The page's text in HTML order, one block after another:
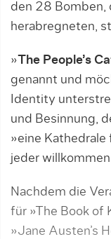
den 28 Bomben,
herabregneten,
»The People’s
genannt und
Identity
und Besinnung,
»eine
jeder
Nachdem die
für »The Book of
»Jane Austen’s